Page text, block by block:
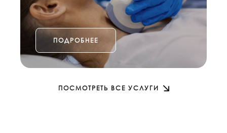
ПОДРОБНЕЕ
ПОСМОТРЕТЬ ВСЕ УСЛУГИ